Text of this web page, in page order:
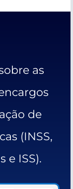
as
de
(INSS,
e ISS).